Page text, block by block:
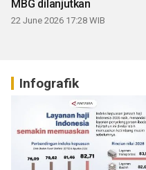
MBG dilanjutkan
22 June 2026 17:28 WIB
Infografik